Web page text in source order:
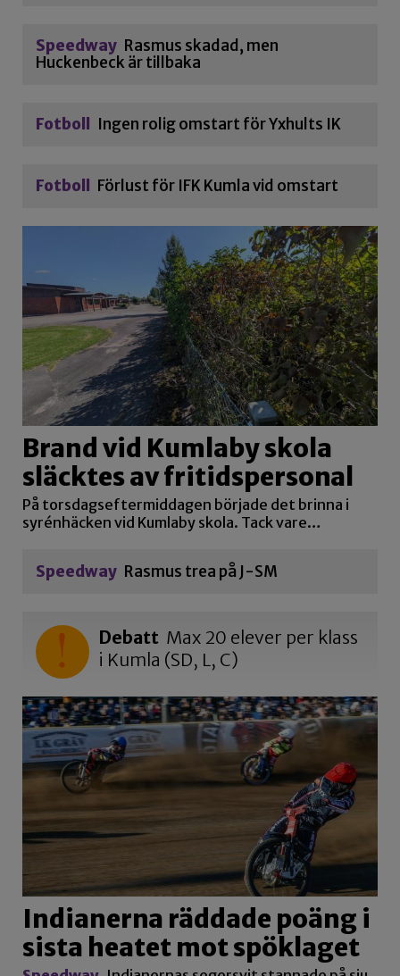
Speedway Rasmus skadad, men
Huckenbeck är tillbaka
Fotboll Ingen rolig omstart för Yxhults IK
Fotboll Förlust för IFK Kumla vid omstart
Brand vid Kumlaby skola
släcktes av fritidspersonal
På torsdagseftermiddagen började det brinna i
syrénhäcken vid Kumlaby skola. Tack vare…
Speedway Rasmus trea på J-SM
Debatt Max 20 elever per klass
i Kumla (SD, L, C)
Indianerna räddade poäng i
sista heatet mot spöklaget